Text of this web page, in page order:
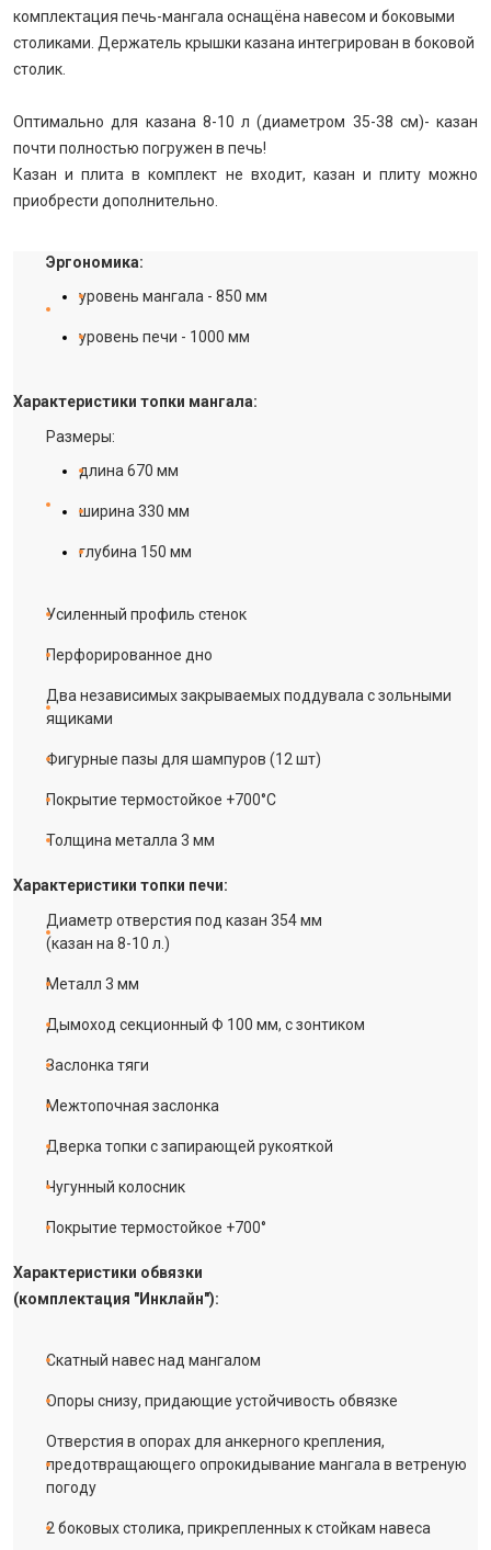
комплектация печь-мангала оснащёна навесом и боковыми
столиками. Держатель крышки казана интегрирован в боковой
столик.
Оптимально для казана 8-10 л (диаметром 35-38 см)- казан
почти полностью погружен в печь!
Казан и плита в комплект не входит, казан и плиту можно
приобрести дополнительно.
Эргономика:
уровень мангала - 850 мм
уровень печи - 1000 мм
Характеристики топки мангала:
Размеры:
длина 670 мм
ширина 330 мм
глубина 150 мм
Усиленный профиль стенок
Перфорированное дно
Два независимых закрываемых поддувала с зольными
ящиками
Фигурные пазы для шампуров (12 шт)
Покрытие термостойкое +700°С
Толщина металла 3 мм
Характеристики топки печи:
Диаметр отверстия под казан 354 мм
(казан на 8-10 л.)
Металл 3 мм
Дымоход секционный Ф 100 мм, с зонтиком
Заслонка тяги
Межтопочная заслонка
Дверка топки с запирающей рукояткой
Чугунный колосник
Покрытие термостойкое +700°
Характеристики обвязки
(комплектация "Инклайн"):
Скатный навес над мангалом
Опоры снизу, придающие устойчивость обвязке
Отверстия в опорах для анкерного крепления,
предотвращающего опрокидывание мангала в ветреную
погоду
2 боковых столика, прикрепленных к стойкам навеса